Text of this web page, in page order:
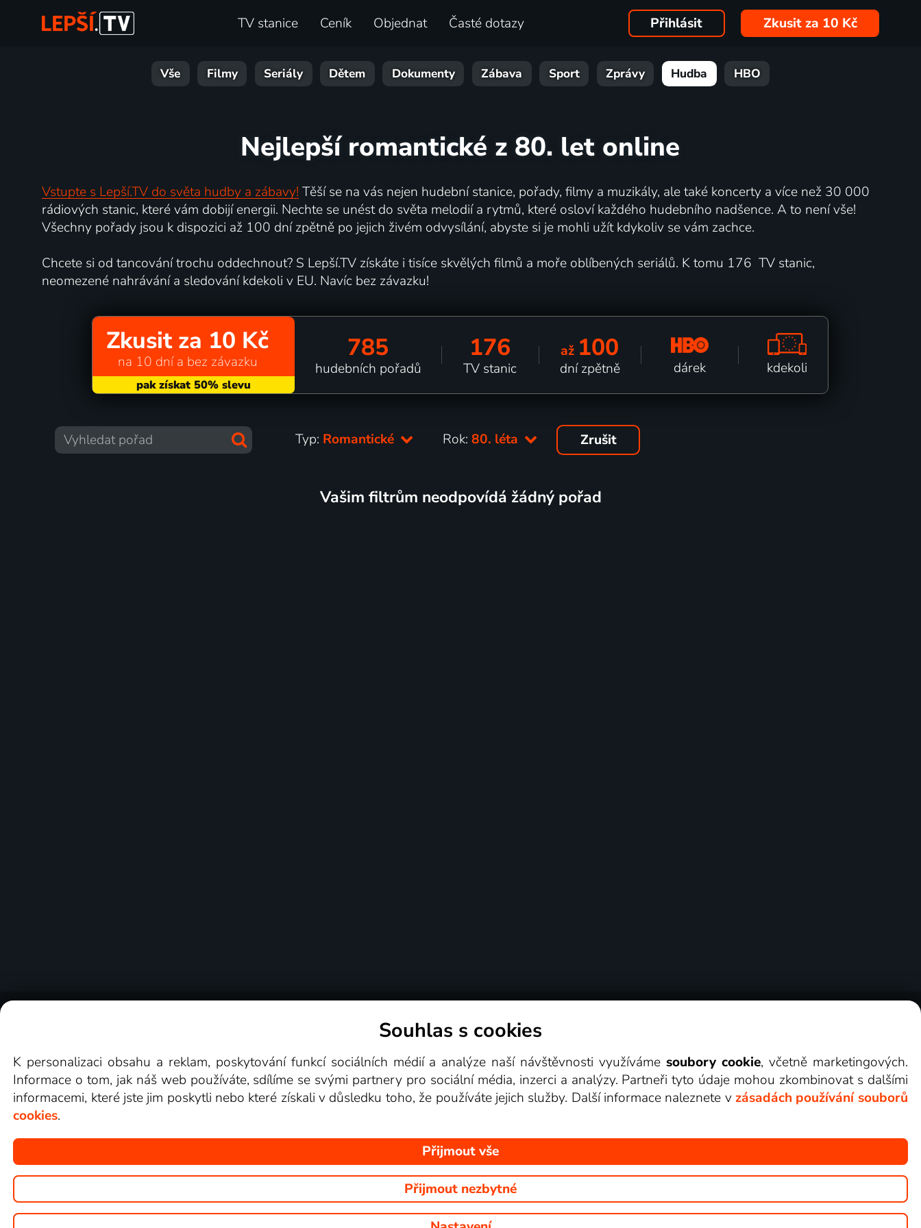
TV stanice Ceník Objednat Časté dotazy Přihlásit Zkusit za 10 Kč
Vše Filmy Seriály Dětem Dokumenty Zábava Sport Zprávy Hudba HBO
Nejlepší romantické z 80. let online
Vstupte s Lepší.TV do světa hudby a zábavy! Těší se na vás nejen hudební stanice, pořady, filmy a muzikály, ale také koncerty a více než 30 000
rádiových stanic, které vám dobijí energii. Nechte se unést do světa melodií a rytmů, které osloví každého hudebního nadšence. A to není vše!
Všechny pořady jsou k dispozici až 100 dní zpětně po jejich živém odvysílání, abyste si je mohli užít kdykoliv se vám zachce.
Chcete si od tancování trochu oddechnout? S Lepší.TV získáte i tisíce skvělých filmů a moře oblíbených seriálů. K tomu 176 TV stanic,
neomezené nahrávání a sledování kdekoli v EU. Navíc bez závazku!
Zkusit za 10 Kč
na 10 dní a bez závazku 785
hudebních pořadů
176
TV stanic
až 100
dní zpětně dárek kdekoli
Typ: Romantické Rok:80. léta Zrušit
Vašim filtrům neodpovídá žádný pořad
Videotéka
Copyright © goNET s.r.o. Na tomto webu jsou zobrazovány obrázky z pořadů TV stanic, které můžete sledovat v Lepší.TV.
Souhlas s cookies
K personalizaci obsahu a reklam, poskytování funkcí sociálních médií a analýze naší návštěvnosti využívámesoubory cookie, včetně marketingových.
Informace o tom, jak náš web používáte, sdílíme se svými partnery pro sociální média, inzerci a analýzy. Partneři tyto údaje mohou zkombinovat s dalšími
informacemi, které jste jim poskytli nebo které získali v důsledku toho, že používáte jejich služby. Další informace naleznete v zásadách používání souborů
cookies.
Přijmout vše
Přijmout nezbytné